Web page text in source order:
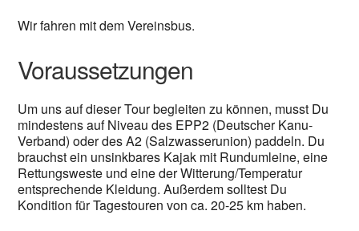
Wir fahren mit dem Vereinsbus.
Voraussetzungen
Um uns auf dieser Tour begleiten zu können, musst Du
mindestens auf Niveau des EPP2 (Deutscher Kanu-
Verband) oder des A2 (Salzwasserunion) paddeln. Du
brauchst ein unsinkbares Kajak mit Rundumleine, eine
Rettungsweste und eine der Witterung/Temperatur
entsprechende Kleidung. Außerdem solltest Du
Kondition für Tagestouren von ca. 20-25 km haben.